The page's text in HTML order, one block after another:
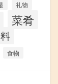
礼物
菜肴
食物